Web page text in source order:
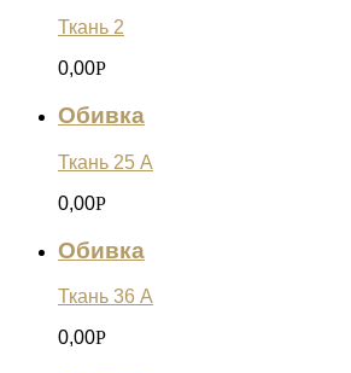
Ткань 2
0,00Р
Обивка
Ткань 25 А
0,00Р
Обивка
Ткань 36 А
0,00Р